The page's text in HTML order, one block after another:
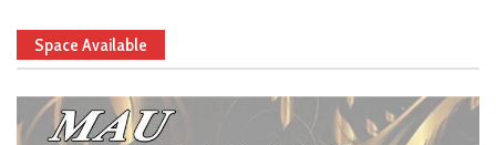
Space Available